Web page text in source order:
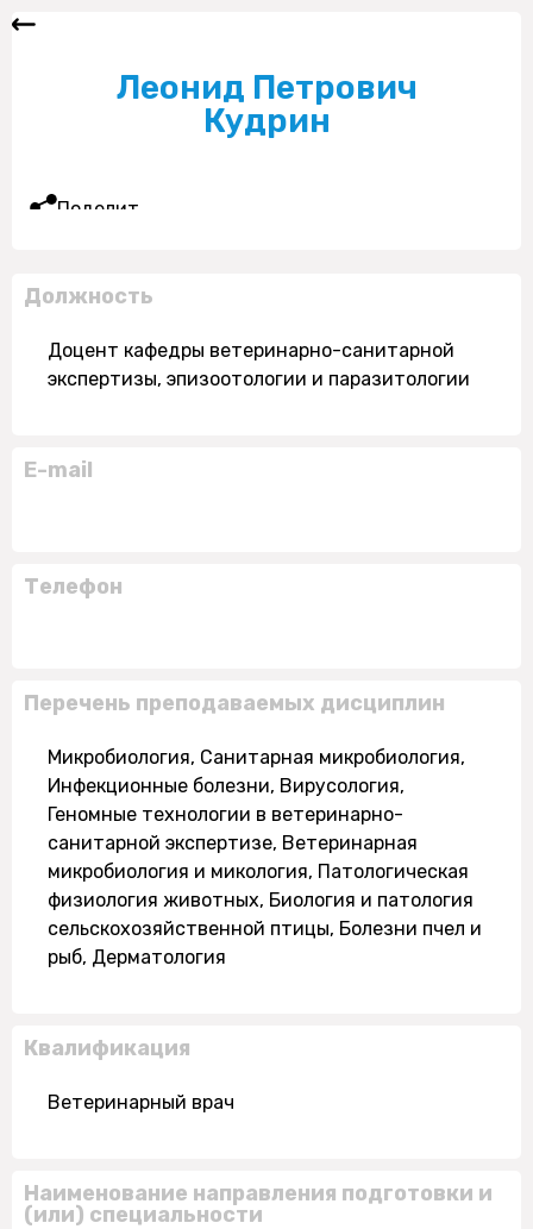
Леонид Петрович
Кудрин
Поделиться
Должность
Доцент кафедры ветеринарно-санитарной
экспертизы, эпизоотологии и паразитологии
E-mail
Телефон
Перечень преподаваемых дисциплин
Микробиология, Санитарная микробиология,
Инфекционные болезни, Вирусология,
Геномные технологии в ветеринарно-
санитарной экспертизе, Ветеринарная
микробиология и микология, Патологическая
физиология животных, Биология и патология
сельскохозяйственной птицы, Болезни пчел и
рыб, Дерматология
Квалификация
Ветеринарный врач
Наименование направления подготовки и
(или) специальности